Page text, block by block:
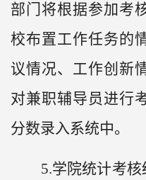
部门将根据参加考
校布置工作任务的
议情况、工作创新
对兼职辅导员进行
分数录入系统中。
5.学院统计考